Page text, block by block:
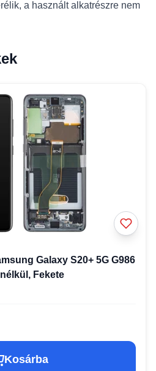
a használt alkatrészre nem
Galaxy S20+ 5G G986
Fekete
Kosárba